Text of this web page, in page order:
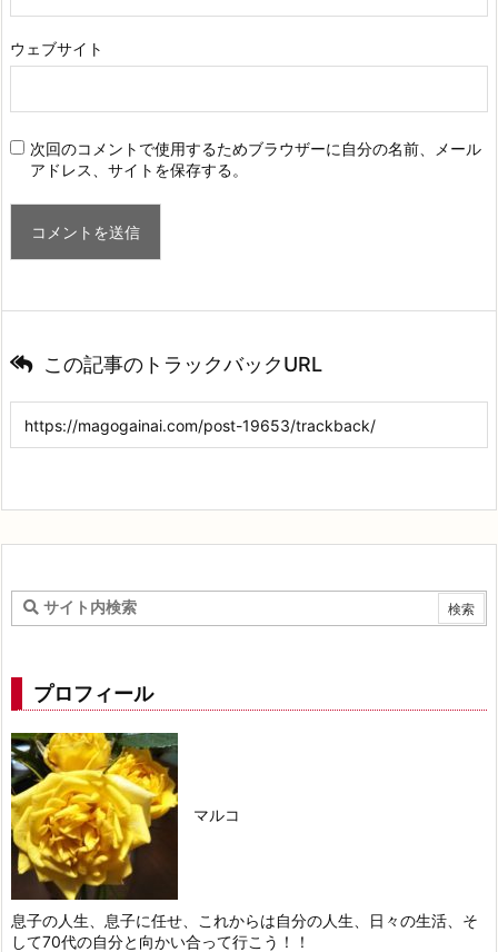
ウェブサイト
次回のコメントで使用するためブラウザーに自分の名前、メール
アドレス、サイトを保存する。
この記事のトラックバックURL
プロフィール
マルコ
息子の人生、息子に任せ、これからは自分の人生、日々の生活、そ
して70代の自分と向かい合って行こう！！